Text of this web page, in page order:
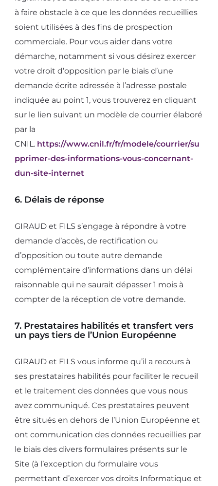
à faire obstacle à ce que les données recueillies
soient utilisées à des fins de prospection
commerciale. Pour vous aider dans votre
démarche, notamment si vous désirez exercer
votre droit d’opposition par le biais d’une
demande écrite adressée à l’adresse postale
indiquée au point 1, vous trouverez en cliquant
sur le lien suivant un modèle de courrier élaboré
par la
CNIL. https://www.cnil.fr/fr/modele/courrier/su
pprimer-des-informations-vous-concernant-
dun-site-internet
6. Délais de réponse
GIRAUD et FILS s’engage à répondre à votre
demande d’accès, de rectification ou
d’opposition ou toute autre demande
complémentaire d’informations dans un délai
raisonnable qui ne saurait dépasser 1 mois à
compter de la réception de votre demande.
7. Prestataires habilités et transfert vers
un pays tiers de l’Union Européenne
GIRAUD et FILS vous informe qu’il a recours à
ses prestataires habilités pour faciliter le recueil
et le traitement des données que vous nous
avez communiqué. Ces prestataires peuvent
être situés en dehors de l’Union Européenne et
ont communication des données recueillies par
le biais des divers formulaires présents sur le
Site (à l’exception du formulaire vous
permettant d’exercer vos droits Informatique et